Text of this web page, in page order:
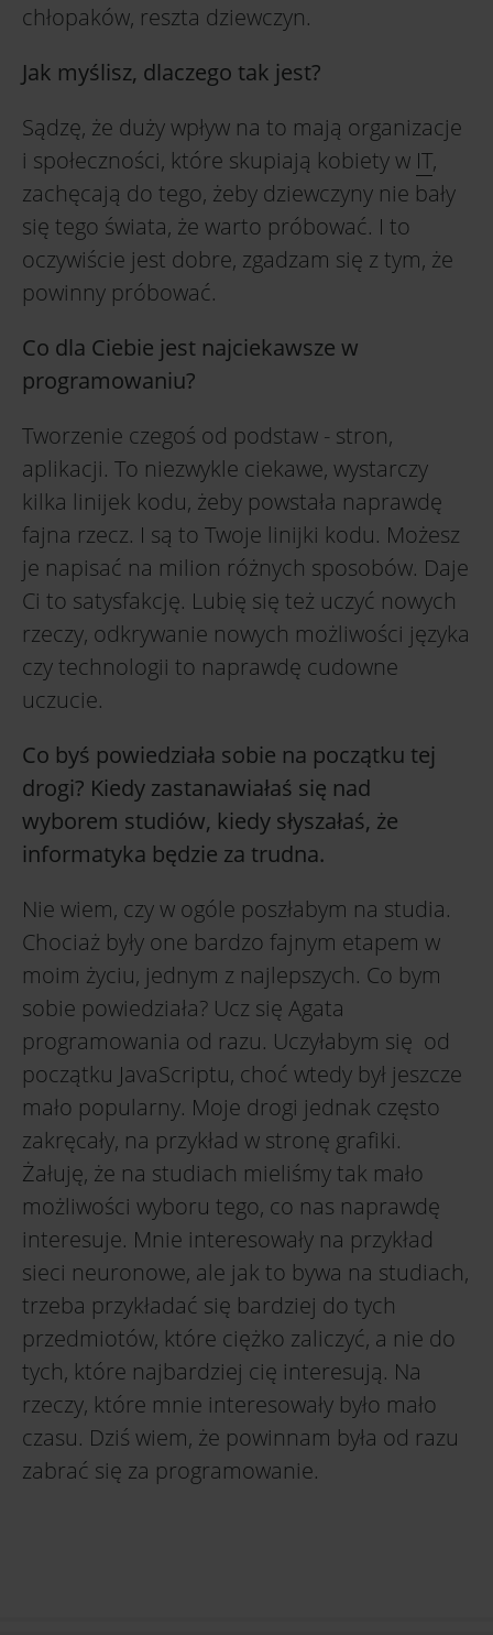
chłopaków, reszta dziewczyn.
Jak myślisz, dlaczego tak jest?
Sądzę, że duży wpływ na to mają organizacje
i społeczności, które skupiają kobiety w IT,
zachęcają do tego, żeby dziewczyny nie bały
się tego świata, że warto próbować. I to
oczywiście jest dobre, zgadzam się z tym, że
powinny próbować.
Co dla Ciebie jest najciekawsze w
programowaniu?
Tworzenie czegoś od podstaw - stron,
aplikacji. To niezwykle ciekawe, wystarczy
kilka linijek kodu, żeby powstała naprawdę
fajna rzecz. I są to Twoje linijki kodu. Możesz
je napisać na milion różnych sposobów. Daje
Ci to satysfakcję. Lubię się też uczyć nowych
rzeczy, odkrywanie nowych możliwości języka
czy technologii to naprawdę cudowne
uczucie.
Co byś powiedziała sobie na początku tej
drogi? Kiedy zastanawiałaś się nad
wyborem studiów, kiedy słyszałaś, że
informatyka będzie za trudna.
Nie wiem, czy w ogóle poszłabym na studia.
Chociaż były one bardzo fajnym etapem w
moim życiu, jednym z najlepszych. Co bym
sobie powiedziała? Ucz się Agata
programowania od razu. Uczyłabym się od
początku JavaScriptu, choć wtedy był jeszcze
mało popularny. Moje drogi jednak często
zakręcały, na przykład w stronę grafiki.
Żałuję, że na studiach mieliśmy tak mało
możliwości wyboru tego, co nas naprawdę
interesuje. Mnie interesowały na przykład
sieci neuronowe, ale jak to bywa na studiach,
trzeba przykładać się bardziej do tych
przedmiotów, które ciężko zaliczyć, a nie do
tych, które najbardziej cię interesują. Na
rzeczy, które mnie interesowały było mało
czasu. Dziś wiem, że powinnam była od razu
zabrać się za programowanie.